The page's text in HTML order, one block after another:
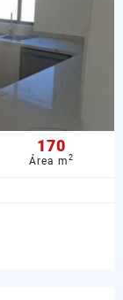
170
Área m2